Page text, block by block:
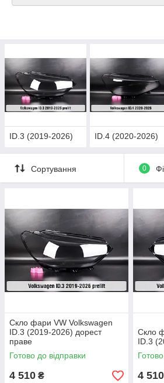
ID.3 (2019-2026) ID.4 (2020-2026)
Сортування 0
Скло фари VW Volkswagen
ID.3 (2019-2026) дорест
праве
Готово до відправки
4 510 ₴
Скло
ID.3
4 510